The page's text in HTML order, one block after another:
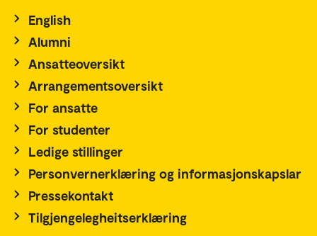
English
Alumni
Ansatteoversikt
Arrangementsoversikt
For ansatte
For studenter
Ledige stillinger
Personvernerklæring og informasjonskapslar
Pressekontakt
Tilgjengelegheitserklæring